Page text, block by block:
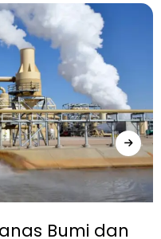
Bumi dan